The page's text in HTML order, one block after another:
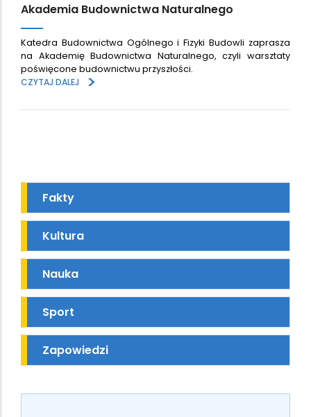
Akademia Budownictwa Naturalnego
Katedra Budownictwa Ogólnego i Fizyki Budowli zaprasza
na Akademię Budownictwa Naturalnego, czyli warsztaty
poświęcone budownictwu przyszłości.
CZYTAJ DALEJ
>
Fakty
Kultura
Nauka
Sport
Zapowiedzi